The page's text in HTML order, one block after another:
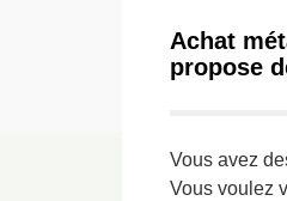
Achat
propose
Vous avez
Vous voulez